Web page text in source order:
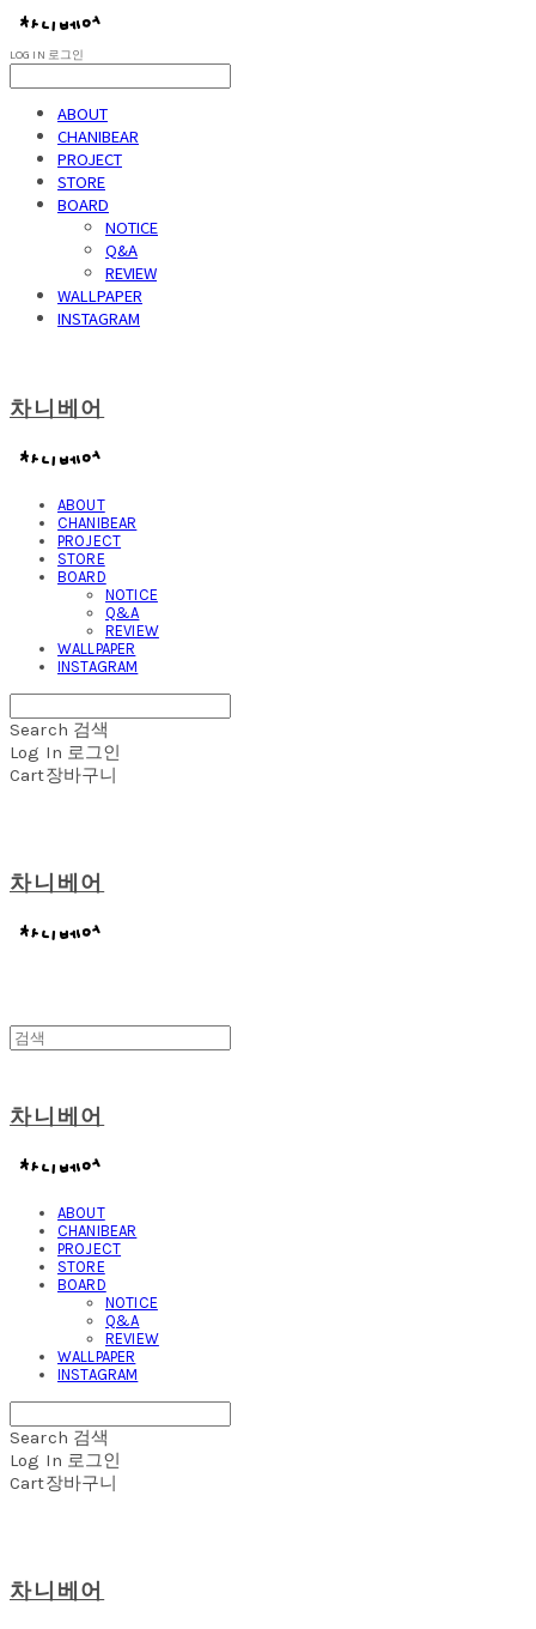
LOG IN 로그인
ABOUT
CHANIBEAR
PROJECT
STORE
BOARD
NOTICE
Q&A
REVIEW
WALLPAPER
INSTAGRAM
차니베어
ABOUT
CHANIBEAR
PROJECT
STORE
BOARD
NOTICE
Q&A
REVIEW
WALLPAPER
INSTAGRAM
Search 검색
Log In 로그인
Cart장바구니
차니베어
차니베어
ABOUT
CHANIBEAR
PROJECT
STORE
BOARD
NOTICE
Q&A
REVIEW
WALLPAPER
INSTAGRAM
Search 검색
Log In 로그인
Cart장바구니
차니베어